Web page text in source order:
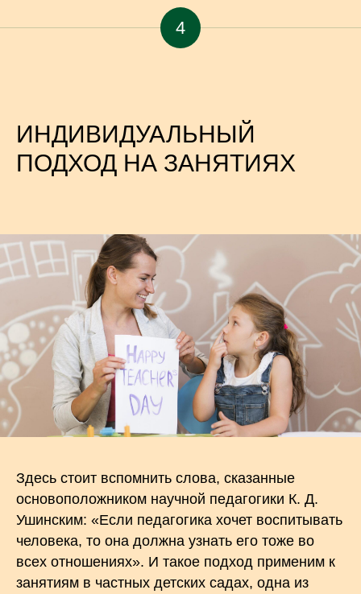
4
ИНДИВИДУАЛЬНЫЙ
ПОДХОД НА ЗАНЯТИЯХ
Здесь стоит вспомнить слова, сказанные
основоположником научной педагогики К. Д.
Ушинским: «Если педагогика хочет воспитывать
человека, то она должна узнать его тоже во
всех отношениях». И такое подход применим к
занятиям в частных детских садах, одна из